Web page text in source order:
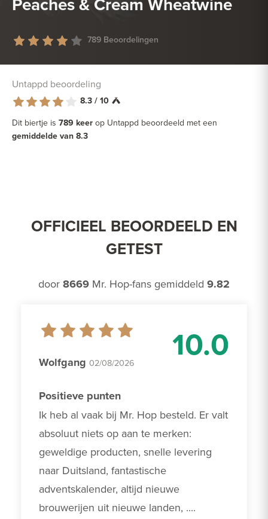
789 Beoordelingen
Untappd beoordeling
8.3 / 10
Dit biertje is 789 keer op Untappd beoordeeld met een
gemiddelde van 8.3
OFFICIEEL BEOORDEELD EN
GETEST
door 8669 Mr. Hop-fans gemiddeld 9.82
10.0
Wolfgang 02/08/2026
Positieve punten
Ik heb al vaak bij Mr. Hop besteld. Er valt
absoluut niets op aan te merken:
geweldige producten, snelle levering
naar Duitsland, fantastische
adventskalender, altijd nieuwe
brouwerijen uit nieuwe landen, ....